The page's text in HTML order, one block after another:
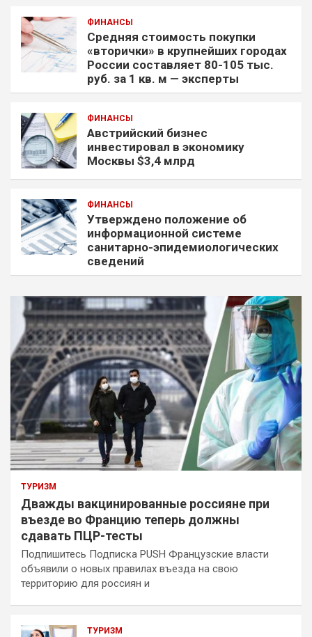
ФИНАНСЫ
Средняя стоимость покупки
«вторички» в крупнейших городах
России составляет 80-105 тыс.
руб. за 1 кв. м — эксперты
ФИНАНСЫ
Австрийский бизнес
инвестировал в экономику
Москвы $3,4 млрд
ФИНАНСЫ
Утверждено положение об
информационной системе
санитарно-эпидемиологических
сведений
ТУРИЗМ
Дважды вакцинированные россияне при
въезде во Францию теперь должны
сдавать ПЦР-тесты
Подпишитесь Подписка PUSH Французские власти
объявили о новых правилах въезда на свою
территорию для россиян и
ТУРИЗМ